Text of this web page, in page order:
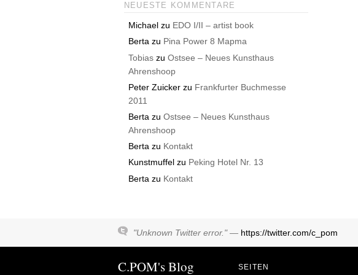
NEUESTE KOMMENTARE
Michael zu EDO I/II – artist book
Berta zu Pina Power 8 Mapma
Tobias zuOstsee – Neues Kunsthaus
Ahrenshoop
Peter Zuicker zu Frankfurter Buchmesse
2011
Berta zuOstsee – Neues Kunsthaus
Ahrenshoop
Berta zu Kontakt
Kunstmuffel zu Peking Hotel Nr. 13
Berta zu Kontakt
"Unknown Twitter error." — https://twitter.com/c_pom
C.POM's Blog SEITEN